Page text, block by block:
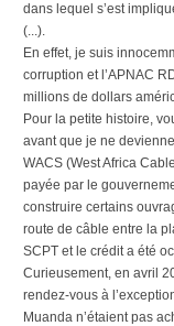
dans lequel s’est
(...).
En effet, je suis
corruption et l’APNAC
millions de dollars
Pour la petite histoire,
avant que je ne
WACS (West Africa
payée par le
construire certains
route de câble entre la
SCPT et le crédit a été
Curieusement, en avril
rendez-vous à
Muanda n’étaient pas